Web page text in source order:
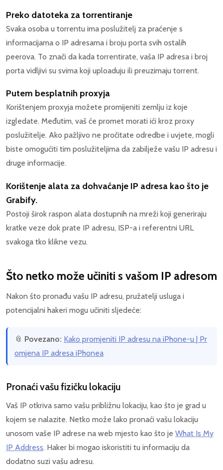
Preko datoteka za torrentiranje
Svaka osoba u torrentu ima poslužitelj za praćenje s
informacijama o IP adresama i broju porta svih ostalih
peerova. To znači da kada torrentirate, vaša IP adresa i broj
porta vidljivi su svima koji uploaduju ili preuzimaju torrent.
Putem besplatnih proxyja
Korištenjem proxyja možete promijeniti zemlju iz koje
izgledate. Međutim, vaš će promet morati ići kroz proxy
poslužitelje. Ako pažljivo ne pročitate odredbe i uvjete, mogli
biste omogućiti tim poslužiteljima da zabilježe vašu IP adresu i
druge informacije.
Korištenje alata za dohvaćanje IP adresa kao što je
Grabify.
Postoji širok raspon alata dostupnih na mreži koji generiraju
kratke veze dok prate IP adresu, ISP-a i referentni URL
svakoga tko klikne vezu.
Što netko može učiniti s vašom IP adresom
Nakon što pronađu vašu IP adresu, pružatelji usluga i
potencijalni hakeri mogu učiniti sljedeće:
📎 Povezano: Kako promjeniti IP adresu na iPhone-u | Pr
omjena IP adresa iPhonea
Pronaći vašu fizičku lokaciju
Vaš IP otkriva samo vašu približnu lokaciju, kao što je grad u
kojem se nalazite. Netko može lako pronaći vašu lokaciju
unosom vaše IP adrese na web mjesto kao što je What Is My
IP Address. Haker bi mogao iskoristiti tu informaciju da
dodatno suzi vašu adresu.